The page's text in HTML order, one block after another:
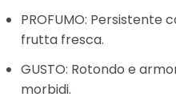
PROFUMO: Persistente
frutta fresca.
GUSTO: Rotondo e
morbidi.